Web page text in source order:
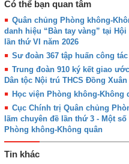
Có thể bạn quan tâm
Quân chủng Phòng không-
danh hiệu “Bàn tay vàng” tại
lần thứ VI năm 2026
Sư đoàn 367 tập huấn công
Trung đoàn 910 ký kết giao
Dân tộc Nội trú THCS Đồng Xuân
Học viện Phòng không-Không
Cục Chính trị Quân chủng
lãm chuyên đề lần thứ 3 - Một
Phòng không-Không quân
Tin khác